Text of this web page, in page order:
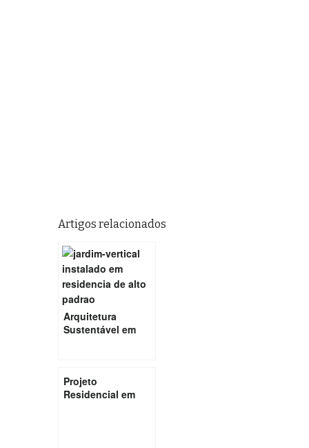
Artigos relacionados
Arquitetura
Sustentável em
Projeto
Residencial em